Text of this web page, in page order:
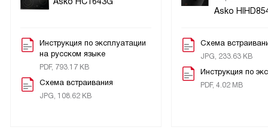
Инструкция по эксплуатации
на русском языке
PDF, 793.17 KB
Схема встраивания
JPG, 108.62 KB
Asko
Схема
JPG, 233.63 KB
Инструкция по
PDF, 4.02 MB